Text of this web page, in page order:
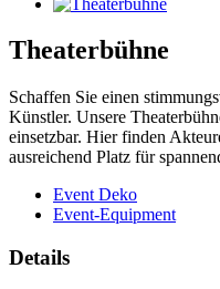
Theaterbühne
Schaffen Sie einen
Künstler. Unsere
einsetzbar. Hier finden
ausreichend Platz für
Event Deko
Event-Equipment
Details